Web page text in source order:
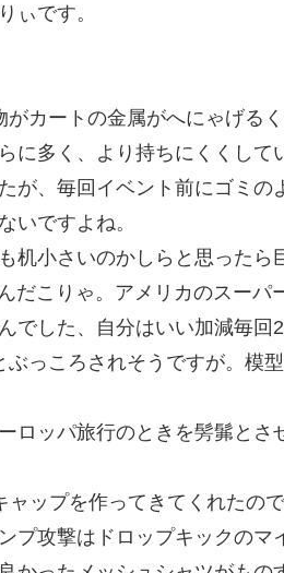
ぃです。
カートの金属がへにゃげる
に多く、より持ちにくくし
、毎回イベント前にゴミ
いですよね。
小さいのかしらと思った
こりゃ。アメリカのスー
した、自分はいい加減毎
っころされそうですが。模
ッパ旅行のときを髣髴と
ップを作ってきてくれたの
攻撃はドロップキックの